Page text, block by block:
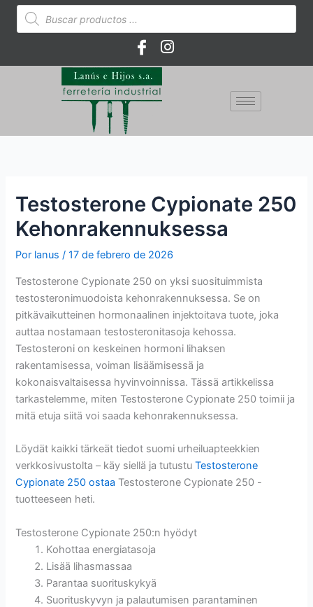
Búsqueda
de
productos
Testosterone Cypionate 250
Kehonrakennuksessa
Por lanus/17 de febrero de 2026
Testosterone Cypionate 250 on yksi suosituimmista
testosteronimuodoista kehonrakennuksessa. Se on
pitkävaikutteinen hormonaalinen injektoitava tuote, joka
auttaa nostamaan testosteronitasoja kehossa.
Testosteroni on keskeinen hormoni lihaksen
rakentamisessa, voiman lisäämisessä ja
kokonaisvaltaisessa hyvinvoinnissa. Tässä artikkelissa
tarkastelemme, miten Testosterone Cypionate 250 toimii ja
mitä etuja siitä voi saada kehonrakennuksessa.
Löydät kaikki tärkeät tiedot suomi urheiluapteekkien
verkkosivustolta – käy siellä ja tutustuTestosterone
Cypionate 250 ostaa Testosterone Cypionate 250 -
tuotteeseen heti.
Testosterone Cypionate 250:n hyödyt
Kohottaa energiatasoja
Lisää lihasmassaa
Parantaa suorituskykyä
Suorituskyvyn ja palautumisen parantaminen